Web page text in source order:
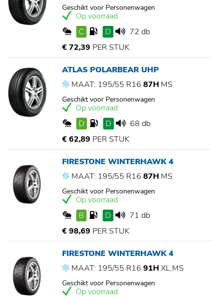
Geschikt voor Personenwagen
Op voorraad
C
D
72 db
€ 72,39 PER STUK
ATLAS POLARBEAR UHP
MAAT: 195/55 R16 87H MS
Geschikt voor Personenwagen
Op voorraad
D
D
68 db
€ 62,89 PER STUK
FIRESTONE WINTERHAWK 4
MAAT: 195/55 R16 87H MS
Geschikt voor Personenwagen
Op voorraad
B
D
71 db
€ 98,69 PER STUK
FIRESTONE WINTERHAWK 4
MAAT: 195/55 R16 91HXL,MS
Geschikt voor Personenwagen
Op voorraad